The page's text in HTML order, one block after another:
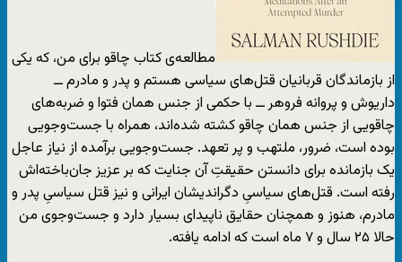
مطالعه‌ی کتاب چاقو برای من، که یکی
از بازماندگان قربانیان قتل‌های سیاسی هستم و پدر و مادرم ــ
داریوش و پروانه فروهر ــ با حکمی از جنس همان فتوا و ضربه‌های
چاقویی از جنس همان چاقو کشته شده‌اند، همراه با جست‌وجویی
بوده است، ضرور، ملتهب و پر تعهد. جست‌وجویی برآمده از نیاز عاجل
یک بازمانده برای دانستن حقیقتِ آن جنایت که بر عزیز جان‌باخته‌اش
رفته است. قتل‌های سیاسیِ دگراندیشان ایرانی و نیز قتل سیاسیِ پدر و
مادرم، هنوز و همچنان حقایق ناپیدای بسیار دارد و جست‌وجوی من
حالا ۲۵ سال و ۷ ماه است که ادامه یافته.